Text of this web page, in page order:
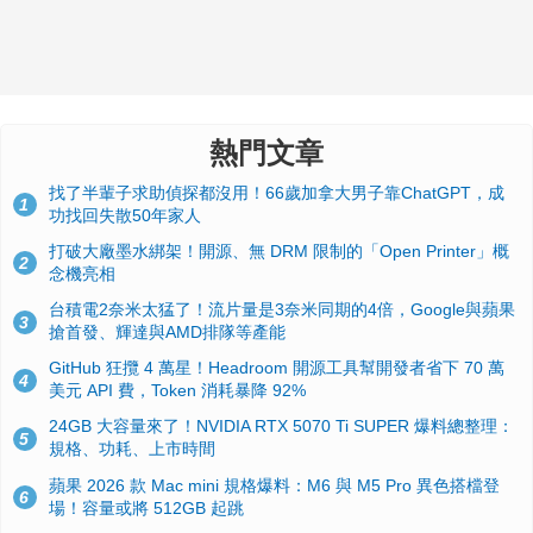
熱門文章
1
找了半輩子求助偵探都沒用！66歲加拿大男子靠ChatGPT，成
功找回失散50年家人
2
打破大廠墨水綁架！開源、無 DRM 限制的「Open Printer」概
念機亮相
3
台積電2奈米太猛了！流片量是3奈米同期的4倍，Google與蘋果
搶首發、輝達與AMD排隊等產能
4
GitHub 狂攬 4 萬星！Headroom 開源工具幫開發者省下 70 萬
美元 API 費，Token 消耗暴降 92%
5
24GB 大容量來了！NVIDIA RTX 5070 Ti SUPER 爆料總整理：
規格、功耗、上市時間
6
蘋果 2026 款 Mac mini 規格爆料：M6 與 M5 Pro 異色搭檔登
場！容量或將 512GB 起跳